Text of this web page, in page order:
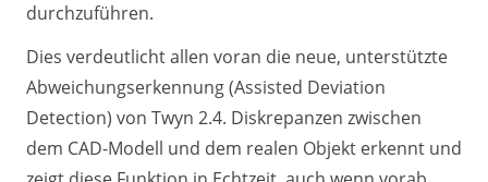
durchzuführen.
Dies verdeutlicht allen voran die neue, unterstützte
Abweichungserkennung (Assisted Deviation
Detection) von Twyn 2.4. Diskrepanzen zwischen
dem CAD-Modell und dem realen Objekt erkennt und